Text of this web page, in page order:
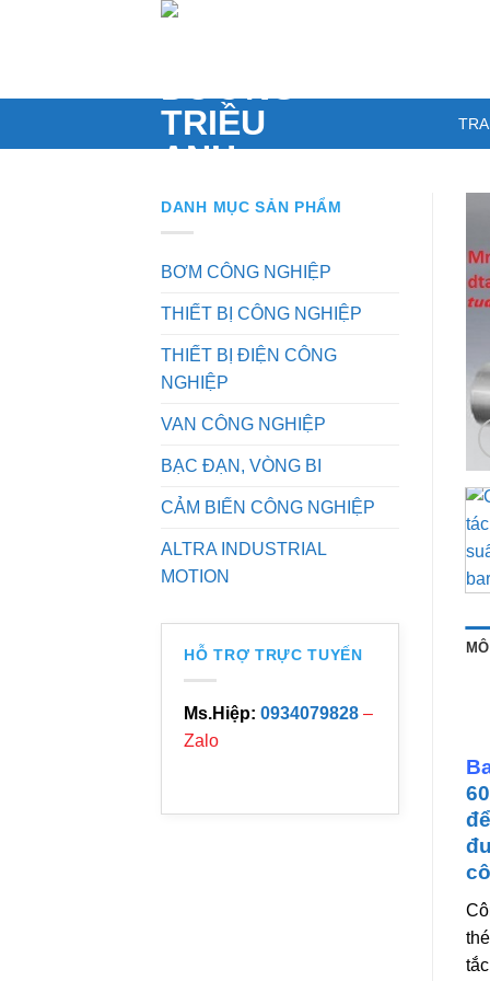
DANH MỤC SẢN PHẨM
BƠM CÔNG NGHIỆP
THIẾT BỊ CÔNG NGHIỆP
THIẾT BỊ ĐIỆN CÔNG
NGHIỆP
VAN CÔNG NGHIỆP
BẠC ĐẠN, VÒNG BI
CẢM BIẾN CÔNG NGHIỆP
ALTRA INDUSTRIAL
MOTION
HỖ TRỢ TRỰC TUYẾN
Ms.Hiệp: 0934079828 –
Zalo